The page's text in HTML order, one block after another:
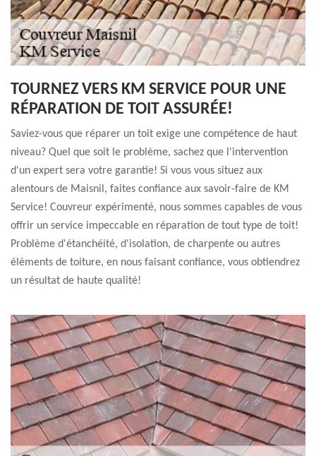
TOURNEZ VERS KM SERVICE POUR UNE
RÉPARATION DE TOIT ASSURÉE!
Saviez-vous que réparer un toit exige une compétence de haut
niveau? Quel que soit le problème, sachez que l'intervention
d'un expert sera votre garantie! Si vous vous situez aux
alentours de Maisnil, faites confiance aux savoir-faire de KM
Service! Couvreur expérimenté, nous sommes capables de vous
offrir un service impeccable en réparation de tout type de toit!
Problème d'étanchéité, d'isolation, de charpente ou autres
éléments de toiture, en nous faisant confiance, vous obtiendrez
un résultat de haute qualité!